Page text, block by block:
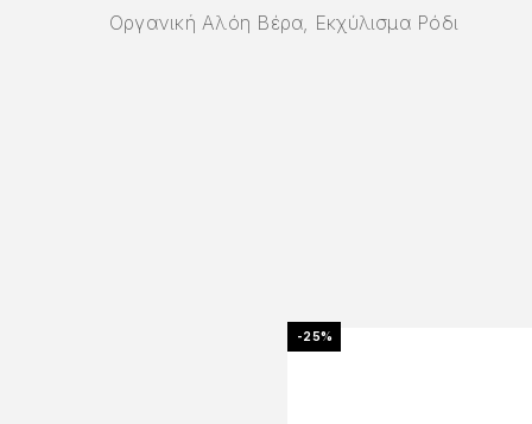
Οργανική Αλόη Βέρα, Εκχύλισμα Ρόδι
-25%